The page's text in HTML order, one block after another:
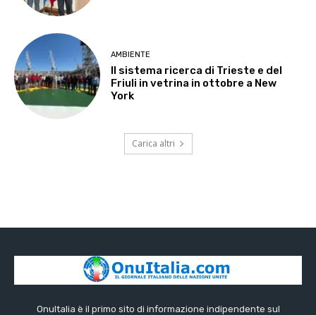
AMBIENTE
Il sistema ricerca di Trieste e del
Friuli in vetrina in ottobre a New
York
Carica altri
OnuItalia è il primo sito di informazione indipendente sul